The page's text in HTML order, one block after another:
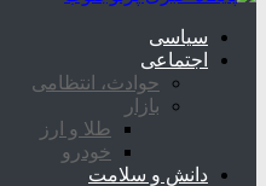
سیاسی
اجتماعی
حوادث، انتظامی
بازار
طلا و ارز
خودرو
دانش و سلامت